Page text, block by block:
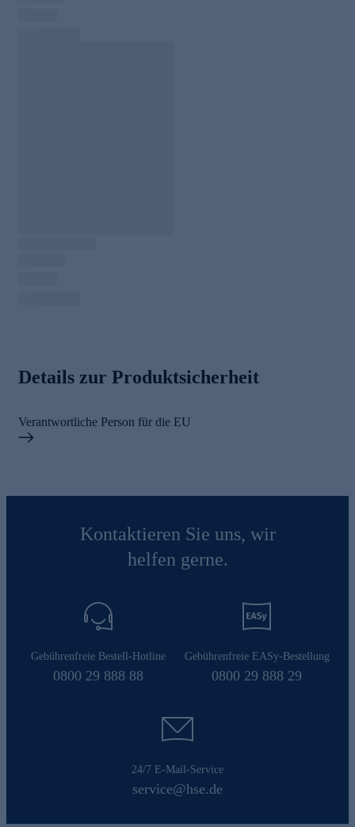
Details zur Produktsicherheit
Verantwortliche Person für die EU
Kontaktieren Sie uns, wir
helfen gerne.
Gebührenfreie Bestell-Hotline
0800 29 888 88
Gebührenfreie EASy-Bestellung
0800 29 888 29
24/7 E-Mail-Service
service@hse.de